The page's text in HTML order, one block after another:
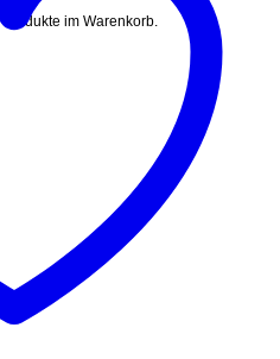
im Warenkorb.